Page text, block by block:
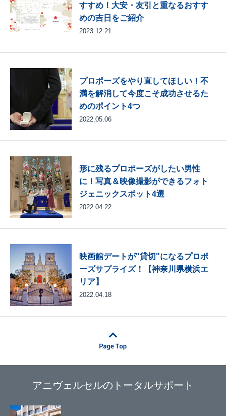
すすめ！大安・友引と重なるおすす
めの吉日をご紹介
2023.12.21
プロポーズをやり直してほしい！不
満を解消して今度こそ成功させるた
めのポイント4つ
2022.05.06
形に残るプロポーズがしたい男性
に！写真＆映像撮影ができるフォト
ジェニックスポット4選
2022.04.22
映画館デートが"貸切"になるプロポ
ーズサプライズ！【神奈川県横浜エ
リア】
2022.04.18
アニヴェルセルのトータルサポート